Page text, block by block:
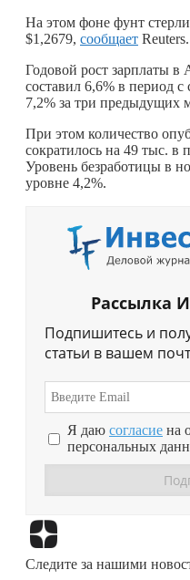
На этом фоне фунт
$1,2679, сообщает Reuters.
Годовой рост зарплаты в
составил 6,6% в период с
7,2% за три предыдущих
При этом количество
сократилось на 49 тыс. в
Уровень безработицы в
уровне 4,2%.
Рассылка
Подпишитесь и
статьи в вашем
Я даю согласие на
персональных
Следите за нашими